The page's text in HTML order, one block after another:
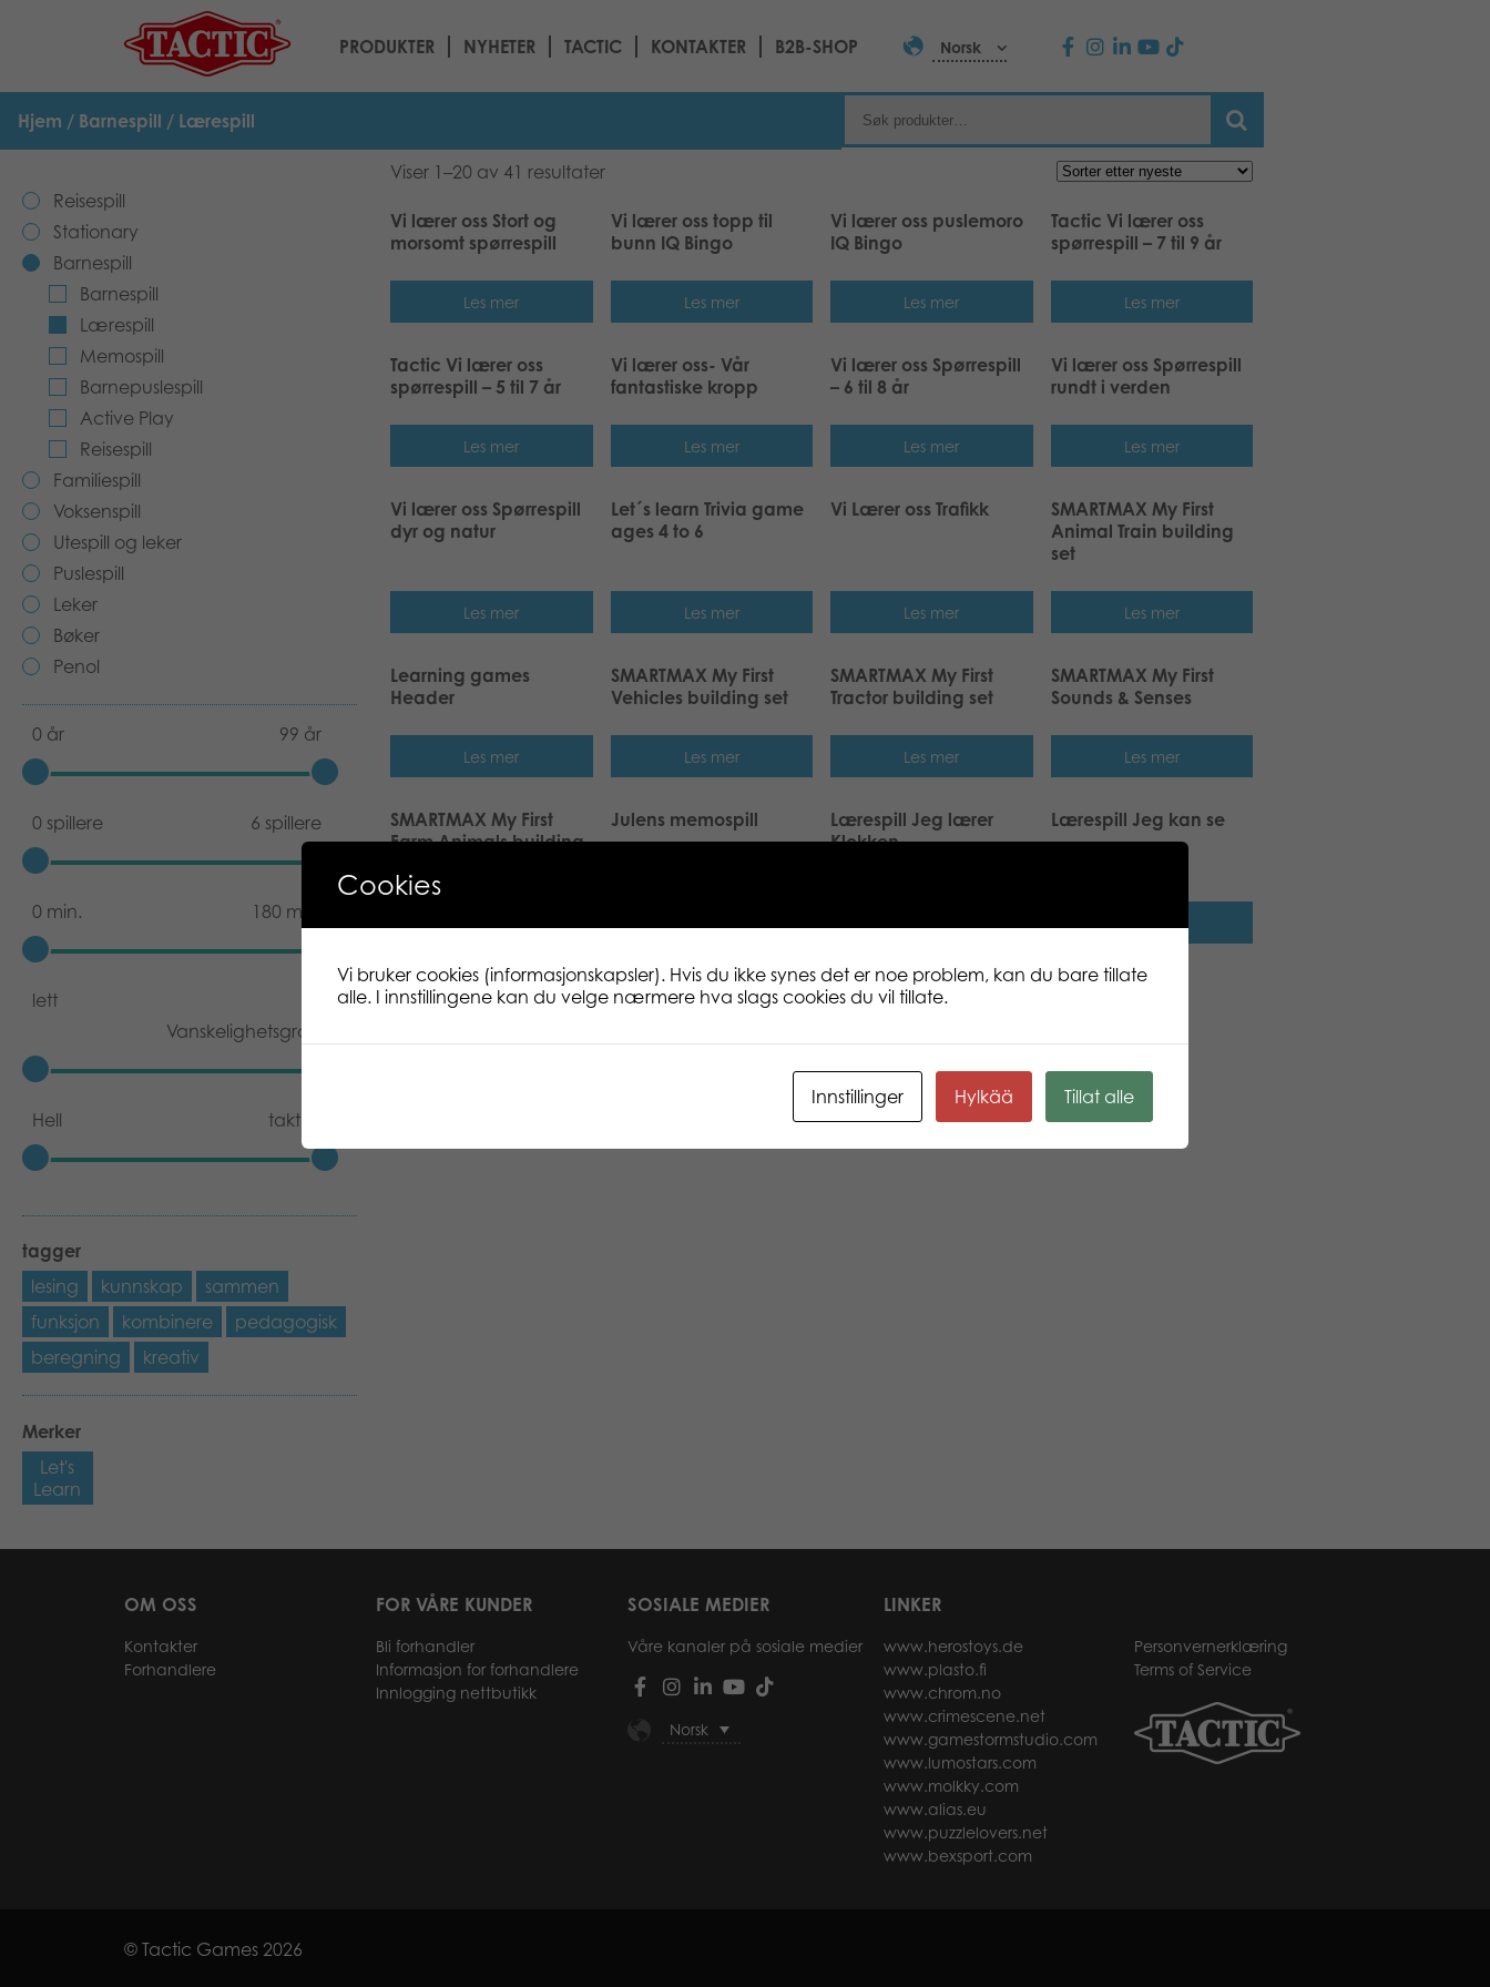
PRODUKTER NYHETER TACTIC KONTAKTER B2B-SHOP Norsk
Hjem / Barnespill / Lærespill
Reisespill
Stationary
Barnespill
Barnespill
Lærespill
Memospill
Barnepuslespill
Active Play
Reisespill
Familiespill
Voksenspill
Utespill og leker
Puslespill
Leker
Bøker
Penol
0 år 99 år
0 spillere 6 spillere
0 min. 180 min.
lett
Vanskelighetsgrad
Hell taktikk
tagger
lesing
kunnskap
sammen
funksjon
kombinere
pedagogisk
beregning
kreativ
Merker
Let's
Learn
Viser 1–20 av 41 resultater
Vi lærer oss Stort og
morsomt spørrespill
Les mer
Vi lærer oss topp til
bunn IQ Bingo
Les mer
Vi lærer oss puslemoro
IQ Bingo
Les mer
Tactic Vi lærer oss
spørrespill – 7 til 9 år
Les mer
Tactic Vi lærer oss
spørrespill – 5 til 7 år
Les mer
Vi lærer oss- Vår
fantastiske kropp
Les mer
Vi lærer oss Spørrespill
– 6 til 8 år
Les mer
Vi lærer oss Spørrespill
rundt i verden
Les mer
Vi lærer oss Spørrespill
dyr og natur
Les mer
Let´s learn Trivia game
ages 4 to 6
Les mer
Vi Lærer oss Trafikk
Les mer
SMARTMAX My First
Animal Train building
set
Les mer
Learning games
Header
Les mer
SMARTMAX My First
Vehicles building set
Les mer
SMARTMAX My First
Tractor building set
Les mer
SMARTMAX My First
Sounds & Senses
Les mer
SMARTMAX My First
Farm Animals building
Julens memospill
Lærespill Jeg lærer
Klokken
Lærespill Jeg kan se
OM OSS
Kontakter
Forhandlere
FOR VÅRE KUNDER
Bli forhandler
Informasjon for forhandlere
Innlogging nettbutikk
SOSIALE MEDIER
Våre kanaler på sosiale medier
Norsk
LINKER
www.herostoys.de
www.plasto.fi
www.chrom.no
www.crimescene.net
www.gamestormstudio.com
www.lumostars.com
www.molkky.com
www.alias.eu
www.puzzlelovers.net
www.bexsport.com
Personvernerklæring
Terms of Service
© Tactic Games 2026
Cookies
Vi bruker cookies (informasjonskapsler). Hvis du ikke synes det er noe problem, kan du bare tillate
alle. I innstillingene kan du velge nærmere hva slags cookies du vil tillate.
Innstillinger Hylkää Tillat alle